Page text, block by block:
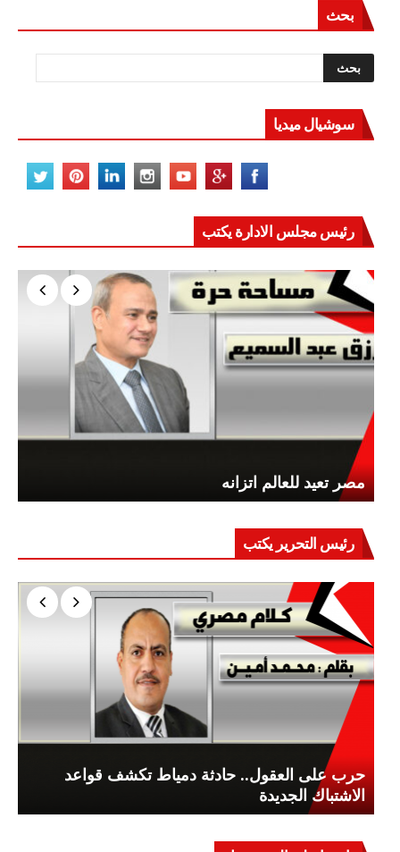
بحث
سوشيال ميديا
رئيس مجلس الادارة يكتب
مصر تعيد للعالم اتزانه
رئيس التحرير يكتب
حرب على العقول.. حادثة دمياط تكشف قواعد
الاشتباك الجديدة